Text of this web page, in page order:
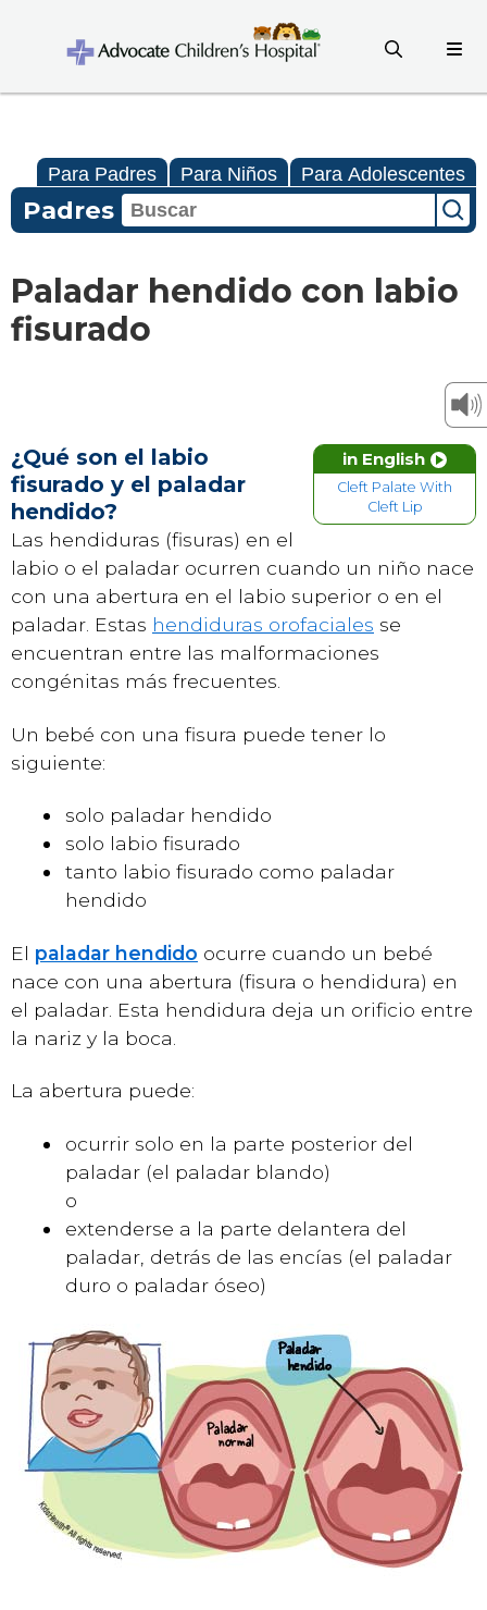
Para Padres Para Niños Para Adolescentes
Padres
Paladar hendido con labio
fisurado
in English
Cleft Palate With
Cleft Lip
¿Qué son el labio
fisurado y el paladar
hendido?
Las hendiduras (fisuras) en el
labio o el paladar ocurren cuando un niño nace
con una abertura en el labio superior o en el
paladar. Estas hendiduras orofaciales se
encuentran entre las malformaciones
congénitas más frecuentes.
Un bebé con una fisura puede tener lo
siguiente:
solo paladar hendido
solo labio fisurado
tanto labio fisurado como paladar
hendido
El paladar hendido ocurre cuando un bebé
nace con una abertura (fisura o hendidura) en
el paladar. Esta hendidura deja un orificio entre
la nariz y la boca.
La abertura puede:
ocurrir solo en la parte posterior del
paladar (el paladar blando)
o
extenderse a la parte delantera del
paladar, detrás de las encías (el paladar
duro o paladar óseo)